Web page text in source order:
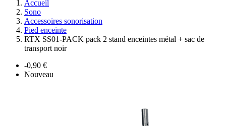
Accueil
Sono
Accessoires sonorisation
Pied enceinte
RTX SS01-PACK pack 2 stand enceintes métal + sac de
transport noir
-0,90 €
Nouveau